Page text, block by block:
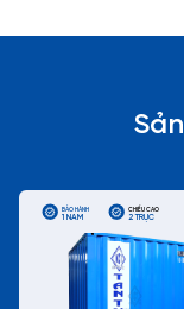
BẢO HÀNH
1 NĂM
CHIỀU CAO
2 TRỤC